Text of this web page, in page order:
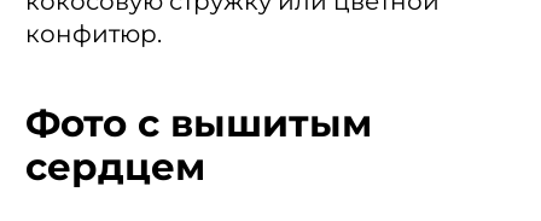
конфитюр.
Фото с вышитым
сердцем